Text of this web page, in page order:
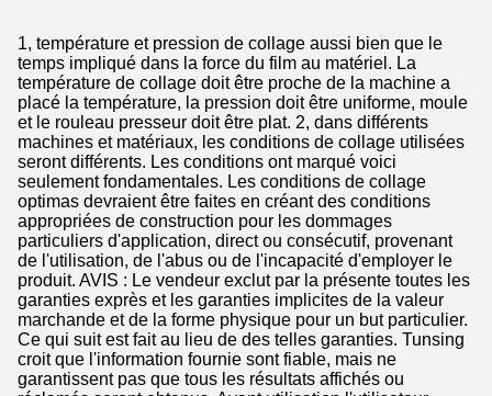
1, température et pression de collage aussi bien que le
temps impliqué dans la force du film au matériel. La
température de collage doit être proche de la machine a
placé la température, la pression doit être uniforme, moule
et le rouleau presseur doit être plat. 2, dans différents
machines et matériaux, les conditions de collage utilisées
seront différents. Les conditions ont marqué voici
seulement fondamentales. Les conditions de collage
optimas devraient être faites en créant des conditions
appropriées de construction pour les dommages
particuliers d'application, direct ou consécutif, provenant
de l'utilisation, de l'abus ou de l'incapacité d'employer le
produit. AVIS : Le vendeur exclut par la présente toutes les
garanties exprès et les garanties implicites de la valeur
marchande et de la forme physique pour un but particulier.
Ce qui suit est fait au lieu de des telles garanties. Tunsing
croit que l'information fournie sont fiable, mais ne
garantissent pas que tous les résultats affichés ou